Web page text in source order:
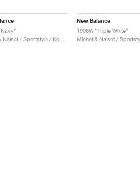
Miehet & Naiset / Sportstyle / Kengät
New Balance
1906W "Triple White"